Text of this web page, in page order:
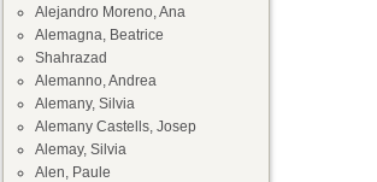
Alejandro Moreno, Ana
Alemagna, Beatrice
Shahrazad
Alemanno, Andrea
Alemany, Silvia
Alemany Castells, Josep
Alemay, Silvia
Alen, Paule